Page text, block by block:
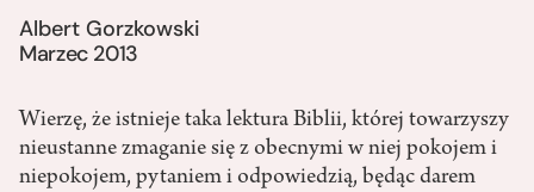
Albert Gorzkowski
Marzec 2013
Wierzę, że istnieje taka lektura Biblii, której towarzyszy
nieustanne zmaganie się z obecnymi w niej pokojem i
niepokojem, pytaniem i odpowiedzią, będąc darem